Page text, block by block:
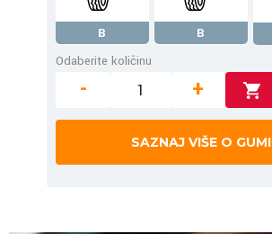
B B
Odaberite količinu
- +
SAZNAJ VIŠE O GUMI